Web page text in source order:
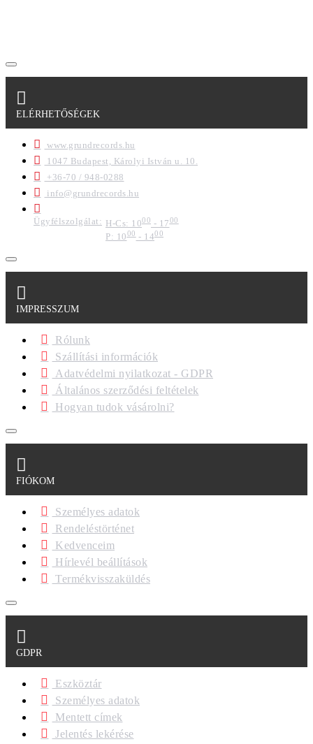
ELÉRHETŐSÉGEK
www.grundrecords.hu
1047 Budapest, Károlyi István u. 10.
+36-70 / 948-0288
info@grundrecords.hu
Ügyfélszolgálat: H-Cs: 1000 - 1700
P: 1000- 1400
IMPRESSZUM
Rólunk
Szállítási információk
Adatvédelmi nyilatkozat - GDPR
Általános szerződési feltételek
Hogyan tudok vásárolni?
FIÓKOM
Személyes adatok
Rendeléstörténet
Kedvenceim
Hírlevél beállítások
Termékvisszaküldés
GDPR
Eszköztár
Személyes adatok
Mentett címek
Jelentés lekérése